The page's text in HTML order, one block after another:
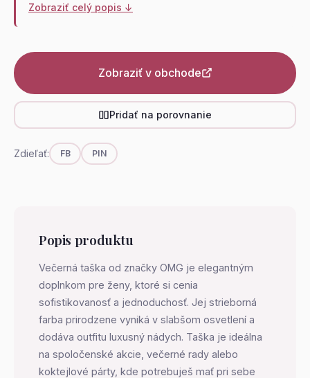
Zobraziť celý popis ↓
Zobraziť v obchode
Pridať na porovnanie
Zdieľať: FB PIN
Popis produktu
Večerná taška od značky OMG je elegantným
doplnkom pre ženy, ktoré si cenia
sofistikovanosť a jednoduchosť. Jej strieborná
farba prirodzene vyniká v slabšom osvetlení a
dodáva outfitu luxusný nádych. Taška je ideálna
na spoločenské akcie, večerné rady alebo
koktejlové párty, kde potrebuješ mať pri sebe